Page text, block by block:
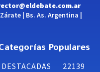
| Bs. As. Argentina |
Populares
DESTACADAS
22139